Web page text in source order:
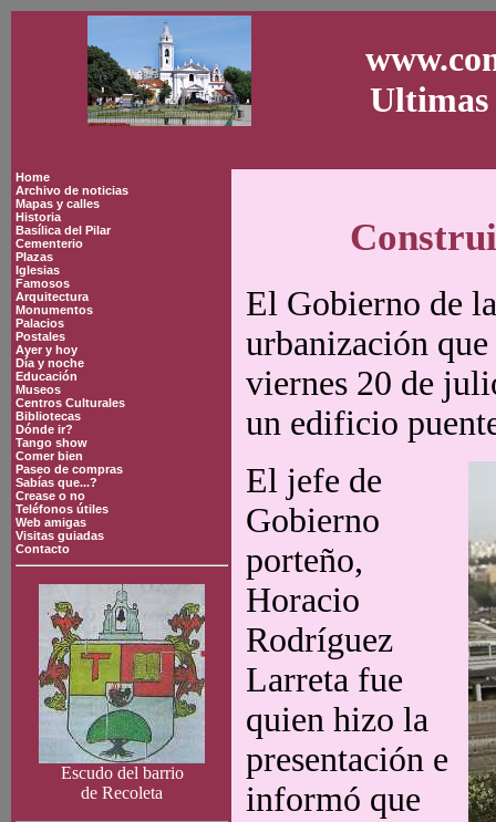
Ultimas
Home
Archivo de noticias
Mapas y calles
Historia
Basílica del Pilar
Cementerio
Plazas
Iglesias
Famosos
Arquitectura
Monumentos
Palacios
Postales
Ayer y hoy
Día y noche
Educación
Museos
Centros Culturales
Bibliotecas
Dónde ir?
Tango show
Comer bien
Paseo de compras
Sabías que...?
Crease o no
Teléfonos útiles
Web amigas
Visitas guiadas
Contacto
Escudo del barrio
de Recoleta
El Gobierno de
urbanización
viernes 20 de
un edificio
El jefe de
Gobierno
porteño,
Horacio
Rodríguez
Larreta fue
quien hizo la
presentación e
informó que